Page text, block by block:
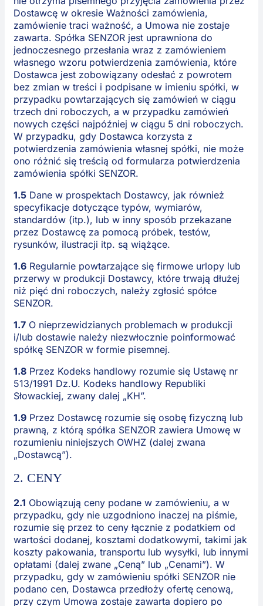
Dostawcę w okresie Ważności zamówienia,
zamówienie traci ważność, a Umowa nie zostaje
zawarta. Spółka SENZOR jest uprawniona do
jednoczesnego przesłania wraz z zamówieniem
własnego wzoru potwierdzenia zamówienia, które
Dostawca jest zobowiązany odesłać z powrotem
bez zmian w treści i podpisane w imieniu spółki, w
przypadku powtarzających się zamówień w ciągu
trzech dni roboczych, a w przypadku zamówień
nowych części najpóźniej w ciągu 5 dni roboczych.
W przypadku, gdy Dostawca korzysta z
potwierdzenia zamówienia własnej spółki, nie może
ono różnić się treścią od formularza potwierdzenia
zamówienia spółki SENZOR.
1.5Dane w prospektach Dostawcy, jak również
specyfikacje dotyczące typów, wymiarów,
standardów (itp.), lub w inny sposób przekazane
przez Dostawcę za pomocą próbek, testów,
rysunków, ilustracji itp. są wiążące.
1.6Regularnie powtarzające się firmowe urlopy lub
przerwy w produkcji Dostawcy, które trwają dłużej
niż pięć dni roboczych, należy zgłosić spółce
SENZOR.
1.7O nieprzewidzianych problemach w produkcji
i/lub dostawie należy niezwłocznie poinformować
spółkę SENZOR w formie pisemnej.
1.8Przez Kodeks handlowy rozumie się Ustawę nr
513/1991 Dz.U. Kodeks handlowy Republiki
Słowackiej, zwany dalej „KH”.
1.9Przez Dostawcę rozumie się osobę fizyczną lub
prawną, z którą spółka SENZOR zawiera Umowę w
rozumieniu niniejszych OWHZ (dalej zwana
„Dostawcą”).
2. CENY
2.1 Obowiązują ceny podane w zamówieniu, a w
przypadku, gdy nie uzgodniono inaczej na piśmie,
rozumie się przez to ceny łącznie z podatkiem od
wartości dodanej, kosztami dodatkowymi, takimi jak
koszty pakowania, transportu lub wysyłki, lub innymi
opłatami (dalej zwane „Ceną” lub „Cenami”). W
przypadku, gdy w zamówieniu spółki SENZOR nie
podano cen, Dostawca przedłoży ofertę cenową,
przy czym Umowa zostaje zawarta dopiero po